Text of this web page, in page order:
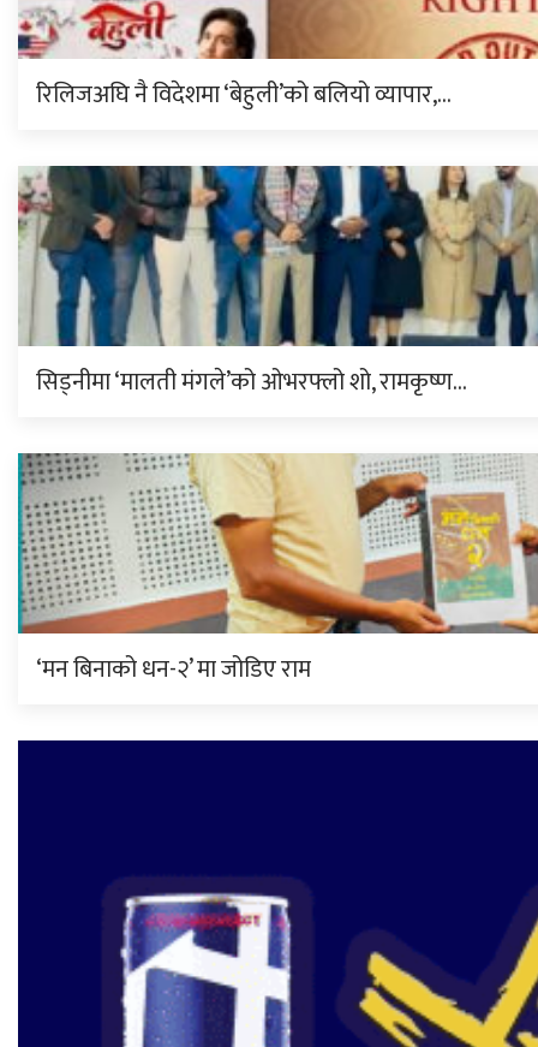
रिलिजअघि नै विदेशमा ‘बेहुली’को बलियो व्यापार,…
सिड्नीमा ‘मालती मंगले’को ओभरफ्लो शो, रामकृष्ण…
‘मन बिनाको धन-२’ मा जोडिए राम